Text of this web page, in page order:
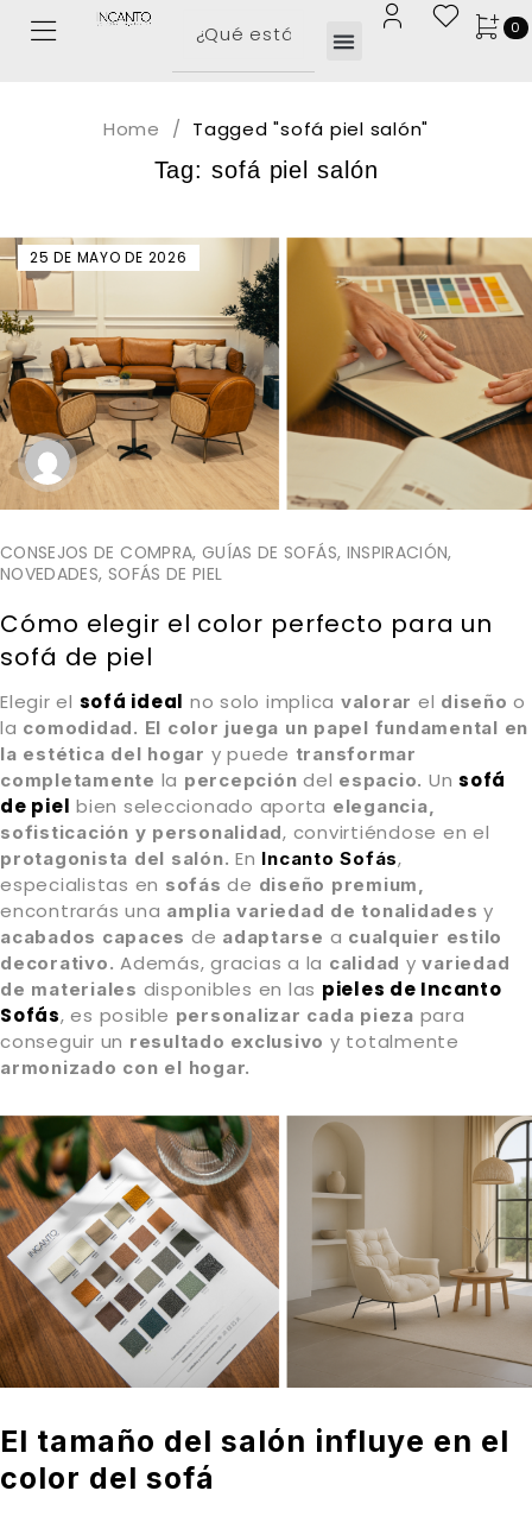
0
Tag: sofá piel salón
Home / Tagged "sofá piel salón"
25 DE MAYO DE 2026
CONSEJOS DE COMPRA, GUÍAS DE SOFÁS, INSPIRACIÓN,
NOVEDADES, SOFÁS DE PIEL
Cómo elegir el color perfecto para un
sofá de piel
Elegir el sofá ideal no solo implica valorar el diseño o
la comodidad. El color juega un papel fundamental en
la estética del hogar y puede transformar
completamente la percepción del espacio. Un sofá
de piel bien seleccionado aporta elegancia,
sofisticación y personalidad, convirtiéndose en el
protagonista del salón. En Incanto Sofás,
especialistas en sofás de diseño premium,
encontrarás una amplia variedad de tonalidades y
acabados capaces de adaptarse a cualquier estilo
decorativo. Además, gracias a la calidad yvariedad
de materiales disponibles en las pieles de Incanto
Sofás, es posible personalizar cada pieza para
conseguir un resultado exclusivo y totalmente
armonizado con el hogar.
El tamaño del salón influye en el
color del sofá